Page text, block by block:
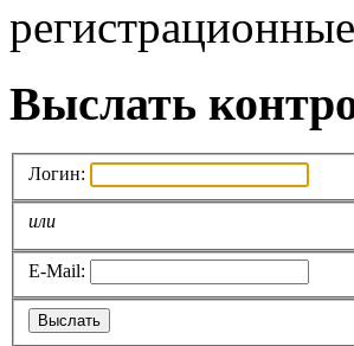
Выслать
Логин:
или
E-Mail:
Выслать